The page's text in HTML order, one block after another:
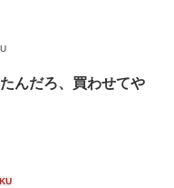
んだろ、買わせてや